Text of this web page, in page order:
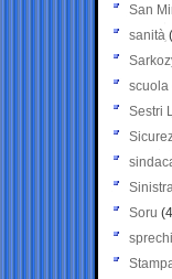
San
sanità
scuola
Sestri
Soru
sprechi